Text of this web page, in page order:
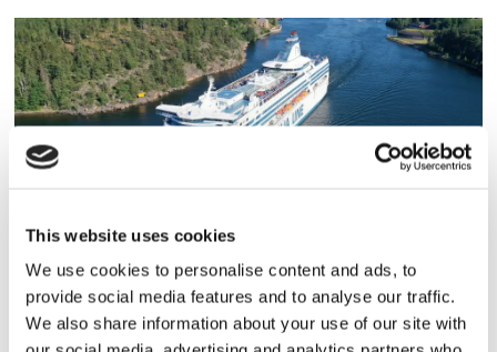
This website uses cookies
We use cookies to personalise content and ads, to
provide social media features and to analyse our traffic.
We also share information about your use of our site with
Tallink lyfter halvåret trots
pressade kostnader